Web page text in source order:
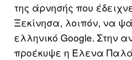
της άρνησής που
Ξεκίνησα, λοιπόν, να
ελληνικό Google. Στην
προέκυψε η Έλενα